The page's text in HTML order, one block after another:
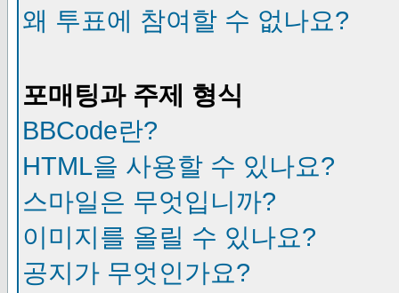
왜 투표에 참여할 수 없나요?
포매팅과 주제 형식
BBCode란?
HTML을 사용할 수 있나요?
스마일은 무엇입니까?
이미지를 올릴 수 있나요?
공지가 무엇인가요?